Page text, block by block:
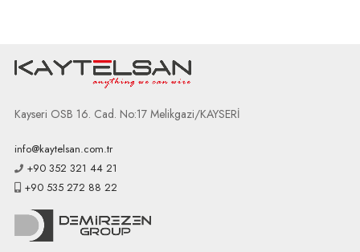
Kayseri OSB 16. Cad. No:17 Melikgazi/KAYSERİ
info@kaytelsan.com.tr
+90 352 321 44 21
+90 535 272 88 22